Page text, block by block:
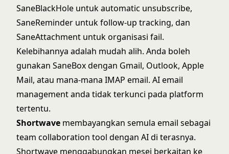
SaneBlackHole untuk automatic unsubscribe,
SaneReminder untuk follow-up tracking, dan
SaneAttachment untuk organisasi fail.
Kelebihannya adalah mudah alih. Anda boleh
gunakan SaneBox dengan Gmail, Outlook, Apple
Mail, atau mana-mana IMAP email. AI email
management anda tidak terkunci pada platform
tertentu.
Shortwave membayangkan semula email sebagai
team collaboration tool dengan AI di terasnya.
Shortwave menggabungkan mesej berkaitan ke